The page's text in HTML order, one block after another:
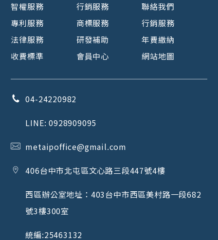
智權服務
行銷服務
聯絡我們
專利服務
商標服務
行銷服務
法律服務
研發補助
年費繳納
收費標準
會員中心 網站地圖
04-24220982
LINE:0928909095
metaipoffice@gmail.com
406台中市北屯區文心路三段447號4樓
西區辦公室地址： 403台中市西區美村路一段682
號3樓300室
統編:25463132